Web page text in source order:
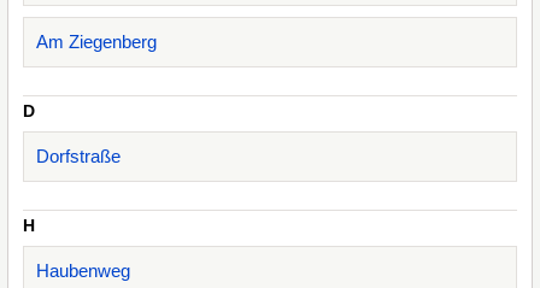
Am Ziegenberg
D
Dorfstraße
H
Haubenweg